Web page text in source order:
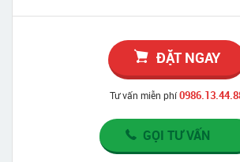
ĐẶT NGAY
Tư vấn miễn phí
GỌI TƯ VẤN